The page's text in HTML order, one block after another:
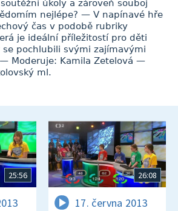
úkoly a zároveň souboj
nejlépe? — V napínavé hře
čas v podobě rubriky
je ideální příležitostí pro děti
pochlubili svými zajímavými
Moderuje: Kamila Zetelová —
ml.
25:56 26:08
17. června 2013